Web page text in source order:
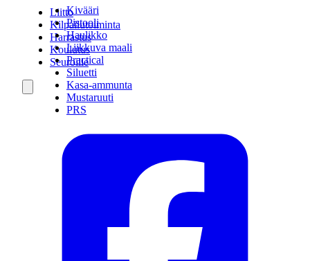
Kivääri
Pistooli
Haulikko
Liikkuva maali
Practical
Siluetti
Kasa-ammunta
Mustaruuti
PRS
Liitto
Kilpailutoiminta
Harrastus
Koulutus
Seuroille